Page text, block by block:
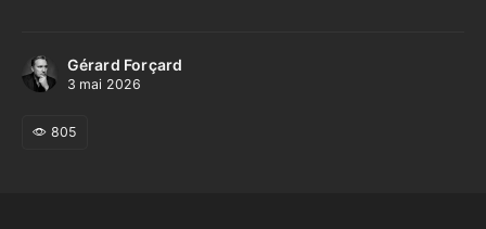
Gérard Forçard
3 mai 2026
805